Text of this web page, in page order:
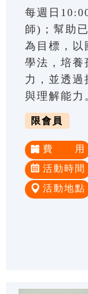
每週日
師)；幫助
為目標，以
學法，培養
力，並透過
與理解能力
限會員
費 用
活動時間
活動地點